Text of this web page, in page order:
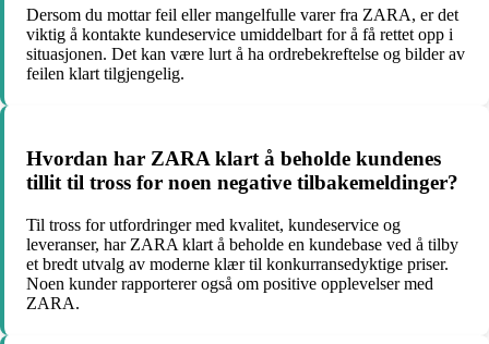
Dersom du mottar feil eller mangelfulle varer fra ZARA, er det
viktig å kontakte kundeservice umiddelbart for å få rettet opp i
situasjonen. Det kan være lurt å ha ordrebekreftelse og bilder av
feilen klart tilgjengelig.
Hvordan har ZARA klart å beholde kundenes
tillit til tross for noen negative tilbakemeldinger?
Til tross for utfordringer med kvalitet, kundeservice og
leveranser, har ZARA klart å beholde en kundebase ved å tilby
et bredt utvalg av moderne klær til konkurransedyktige priser.
Noen kunder rapporterer også om positive opplevelser med
ZARA.